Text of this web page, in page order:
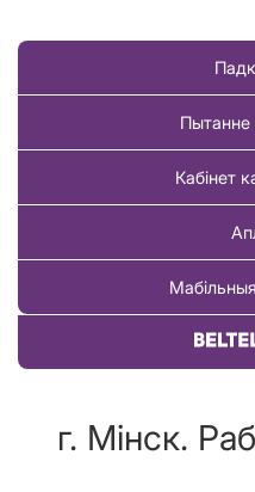
Пытанне
Кабінет
г. Мінск.